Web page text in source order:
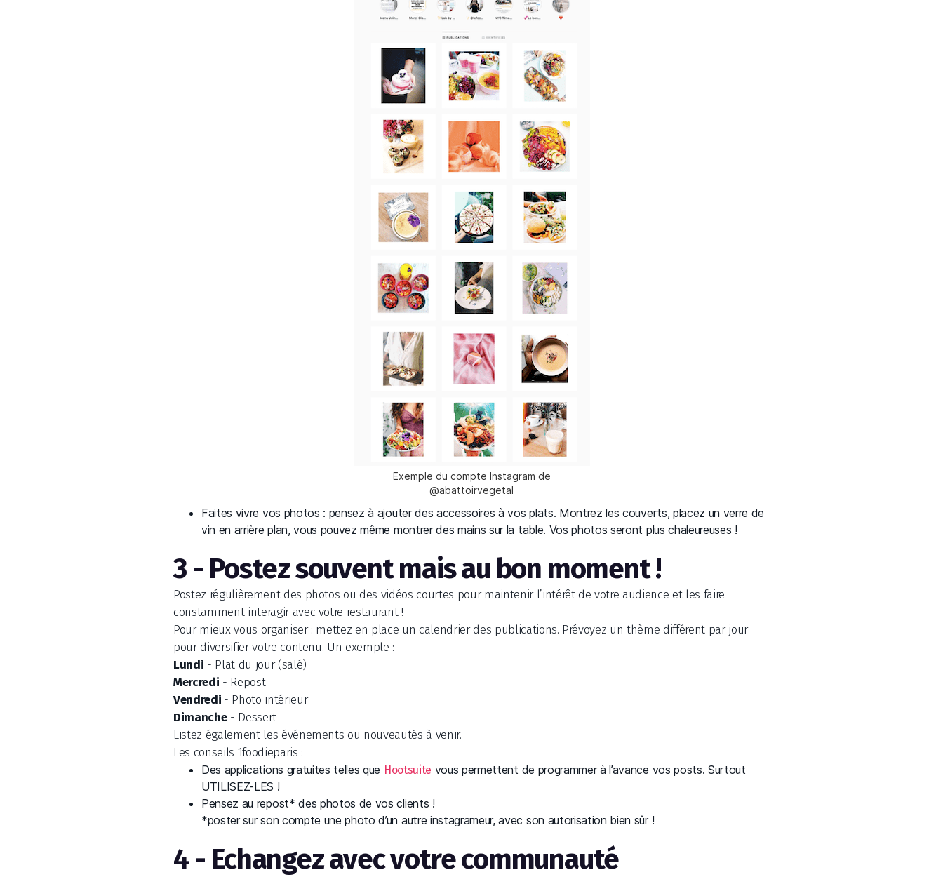
Exemple du compte Instagram de
@abattoirvegetal
Faites vivre vos photos : pensez à ajouter des accessoires à vos plats. Montrez les couverts, placez un verre de
vin en arrière plan, vous pouvez même montrer des mains sur la table. Vos photos seront plus chaleureuses !
3 - Postez souvent mais au bon moment !
Postez régulièrement des photos ou des vidéos courtes pour maintenir l’intérêt de votre audience et les faire
constamment interagir avec votre restaurant !
Pour mieux vous organiser : mettez en place un calendrier des publications. Prévoyez un thème différent par jour
pour diversifier votre contenu. Un exemple :
Lundi - Plat du jour (salé)
Mercredi - Repost
Vendredi - Photo intérieur
Dimanche- Dessert
Listez également les événements ou nouveautés à venir.
Les conseils 1foodieparis :
Des applications gratuites telles que Hootsuite vous permettent de programmer à l’avance vos posts. Surtout
UTILISEZ-LES !
Pensez au repost* des photos de vos clients !
*poster sur son compte une photo d’un autre instagrameur, avec son autorisation bien sûr !
4 - Echangez avec votre communauté